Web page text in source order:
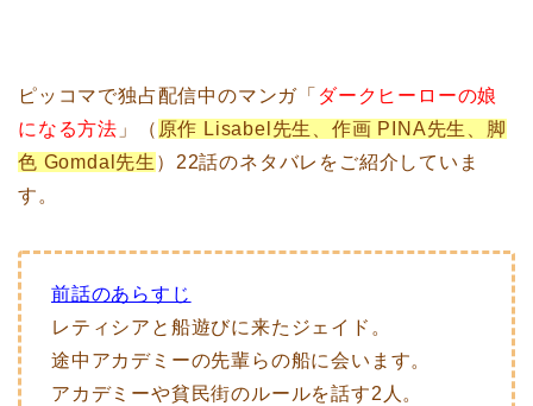
ピッコマで独占配信中のマンガ「 ダークヒーローの娘
になる方法 」（ 原作 Lisabel先生、作画 PINA先生、脚
色 Gomdal先生 ）22話のネタバレをご紹介していま
す。
前話のあらすじ
レティシアと船遊びに来たジェイド。
途中アカデミーの先輩らの船に会います。
アカデミーや貧民街のルールを話す2人。